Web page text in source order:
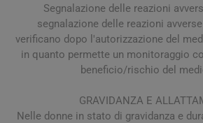
Segnalazione delle reazioni
segnalazione delle reazioni
verificano dopo l'autorizzazione del
in quanto permette un monitoraggio
beneficio/rischio del
GRAVIDANZA E
Nelle donne in stato di gravidanza e